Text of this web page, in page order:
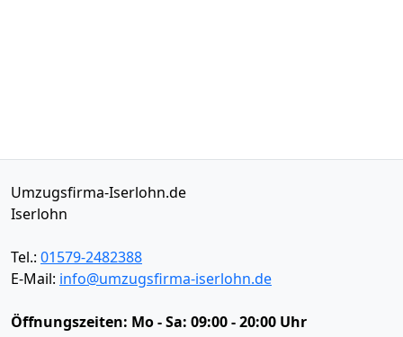
Umzugsfirma-Iserlohn.de
Iserlohn
Tel.: 01579-2482388
E-Mail: info@umzugsfirma-iserlohn.de
Öffnungszeiten: Mo - Sa: 09:00 - 20:00 Uhr